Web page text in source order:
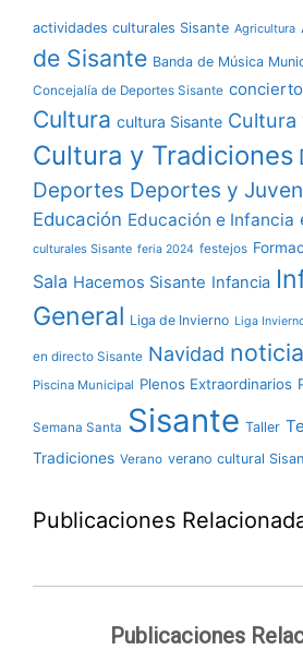
actividades culturales Sisante Agricultura
de Sisante Banda de Música
Concejalía de Deportes Sisante
Cultura cultura Sisante Cultura
Cultura y Tradiciones
Deportes Deportes y
Educación Educación e Infancia
culturales Sisante feria 2024 festejos
Sala Hacemos Sisante Infancia
General Liga de Invierno Liga
en directo Sisante Navidad
Piscina Municipal Plenos Extraordinarios
Semana Santa Sisante Taller
Tradiciones Verano verano cultural
Publicaciones
Publicaciones